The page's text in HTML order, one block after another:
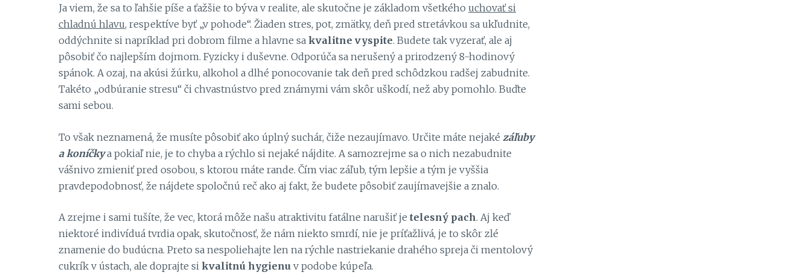
Ja viem, že sa to ľahšie píše a ťažšie to býva v realite, ale skutočne je základom všetkého uchovať si
chladnú hlavu, respektíve byť „v pohode“. Žiaden stres, pot, zmätky, deň pred stretávkou sa ukľudnite,
oddýchnite si napríklad pri dobrom filme a hlavne sa kvalitne vyspite. Budete tak vyzerať, ale aj
pôsobiť čo najlepším dojmom. Fyzicky i duševne. Odporúča sa nerušený a prirodzený 8-hodinový
spánok. A ozaj, na akúsi žúrku, alkohol a dlhé ponocovanie tak deň pred schôdzkou radšej zabudnite.
Takéto „odbúranie stresu“ či chvastnústvo pred známymi vám skôr uškodí, než aby pomohlo. Buďte
sami sebou.
To však neznamená, že musíte pôsobiť ako úplný suchár, čiže nezaujímavo. Určite máte nejaké záľuby
a koníčkya pokiaľ nie, je to chyba a rýchlo si nejaké nájdite. A samozrejme sa o nich nezabudnite
vášnivo zmieniť pred osobou, s ktorou máte rande. Čím viac záľub, tým lepšie a tým je vyššia
pravdepodobnosť, že nájdete spoločnú reč ako aj fakt, že budete pôsobiť zaujímavejšie a znalo.
A zrejme i sami tušíte, že vec, ktorá môže našu atraktivitu fatálne narušiť je telesný pach. Aj keď
niektoré indivíduá tvrdia opak, skutočnosť, že nám niekto smrdí, nie je príťažlivá, je to skôr zlé
znamenie do budúcna. Preto sa nespoliehajte len na rýchle nastriekanie drahého spreja či mentolový
cukrík v ústach, ale doprajte si kvalitnú hygienu v podobe kúpeľa.